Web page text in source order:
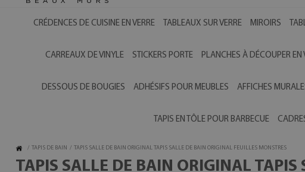
CRÉDENCES DE CUISINE EN VERRE TABLEAUX SUR VERRE MIROIRS
CARREAUX DE VINYLE STICKERS PORTE PLANCHES À DÉCOUPER EN
DESSOUS DE BOUGIES ADHÉSIFS POUR MEUBLES AFFICHES
TAPIS EN TÔLE POUR BARBECUE
/ TAPIS DE BAIN / TAPIS SALLE DE BAIN ORIGINAL TAPIS SALLE DE BAIN ORIGINAL FEUILLES MONSTRES
TAPIS SALLE DE BAIN ORIGINAL